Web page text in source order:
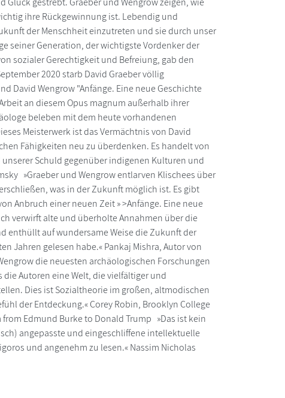
ihre Rückgewinnung ist. Lebendig und
der Menschheit einzutreten und sie durch unser
seiner Generation, der wichtigste Vordenker der
sozialer Gerechtigkeit und Befreiung, gab den
2020 starb David Graeber völlig
David Wengrow "Anfänge. Eine neue Geschichte
an diesem Opus magnum außerhalb ihrer
beleben mit dem heute vorhandenen
Meisterwerk ist das Vermächtnis von David
Fähigkeiten neu zu überdenken. Es handelt von
Schuld gegenüber indigenen Kulturen und
»Graeber und Wengrow entlarven Klischees über
was in der Zukunft möglich ist. Es gibt
Anbruch einer neuen Zeit » >Anfänge. Eine neue
verwirft alte und überholte Annahmen über die
enthüllt auf wundersame Weise die Zukunft der
Jahren gelesen habe.« Pankaj Mishra, Autor von
die neuesten archäologischen Forschungen
Autoren eine Welt, die vielfältiger und
Dies ist Sozialtheorie im großen, altmodischen
der Entdeckung.« Corey Robin, Brooklyn College
Edmund Burke to Donald Trump »Das ist kein
angepasste und eingeschliffene intellektuelle
und angenehm zu lesen.« Nassim Nicholas